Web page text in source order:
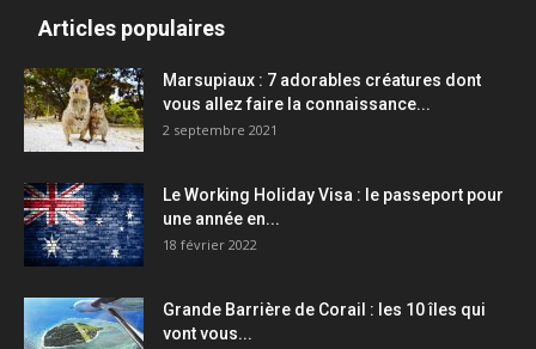
Articles populaires
Marsupiaux : 7 adorables créatures dont
vous allez faire la connaissance...
2 septembre 2021
Le Working Holiday Visa : le passeport pour
une année en...
18 février 2022
Grande Barrière de Corail : les 10 îles qui
vont vous...